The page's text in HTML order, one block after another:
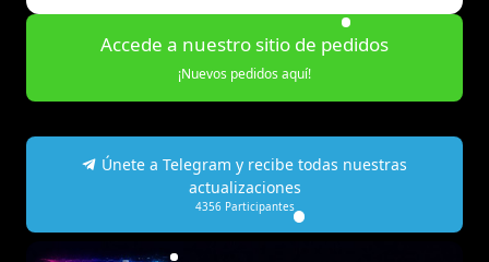
Accede a nuestro sitio de pedidos
¡Nuevos pedidos aquí!
Únete a Telegram y recibe todas nuestras
actualizaciones
4356 Participantes